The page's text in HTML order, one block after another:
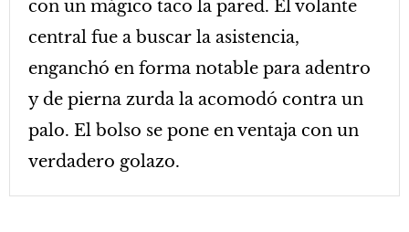
con un mágico taco la pared. El volante
central fue a buscar la asistencia,
enganchó en forma notable para adentro
y de pierna zurda la acomodó contra un
palo. El bolso se pone en ventaja con un
verdadero golazo.